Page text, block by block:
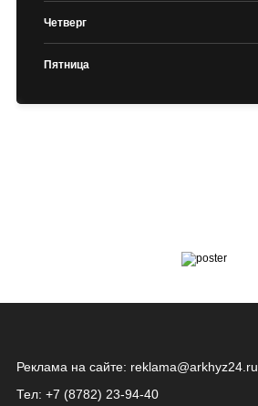
Четверг
Пятница
Реклама на сайте: reklama@arkhyz24.ru
Тел: +7 (8782) 23‑94‑40